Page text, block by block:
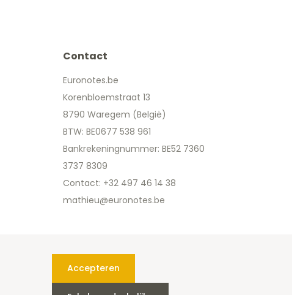
Contact
Euronotes.be
Korenbloemstraat 13
8790 Waregem (België)
BTW: BE0677 538 961
Bankrekeningnummer: BE52 7360
3737 8309
Contact: +32 497 46 14 38
mathieu@euronotes.be
Accepteren